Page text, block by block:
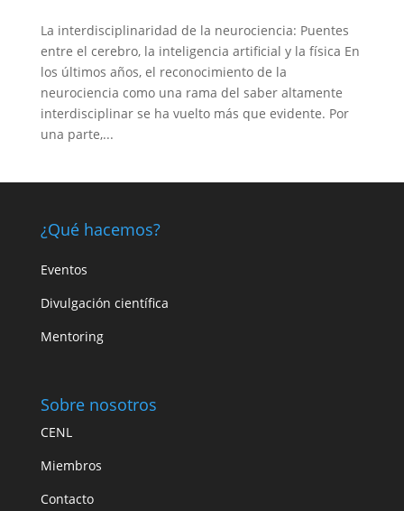
La interdisciplinaridad de la neurociencia: Puentes
entre el cerebro, la inteligencia artificial y la física En
los últimos años, el reconocimiento de la
neurociencia como una rama del saber altamente
interdisciplinar se ha vuelto más que evidente. Por
una parte,...
¿Qué hacemos?
Eventos
Divulgación científica
Mentoring
Sobre nosotros
CENL
Miembros
Contacto